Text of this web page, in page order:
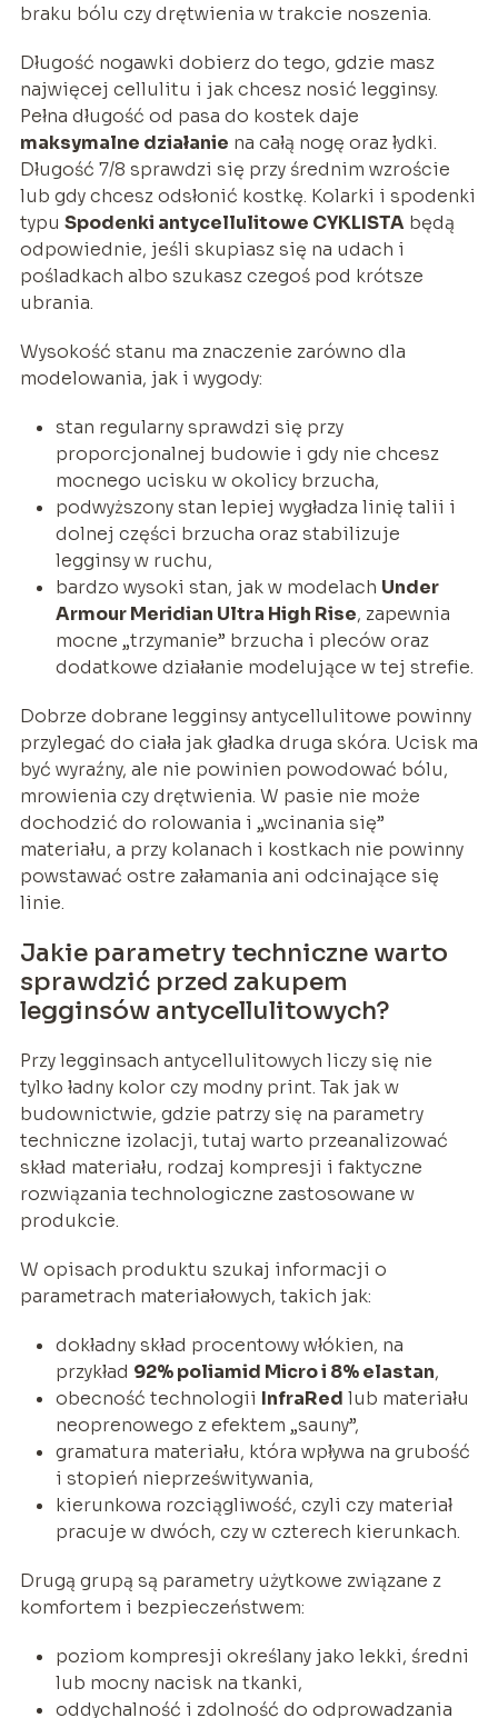
braku bólu czy drętwienia w trakcie noszenia.
Długość nogawki dobierz do tego, gdzie masz
najwięcej cellulitu i jak chcesz nosić legginsy.
Pełna długość od pasa do kostek daje
maksymalne działanie na całą nogę oraz łydki.
Długość 7/8 sprawdzi się przy średnim wzroście
lub gdy chcesz odsłonić kostkę. Kolarki i spodenki
typu Spodenki antycellulitowe CYKLISTAbędą
odpowiednie, jeśli skupiasz się na udach i
pośladkach albo szukasz czegoś pod krótsze
ubrania.
Wysokość stanu ma znaczenie zarówno dla
modelowania, jak i wygody:
stan regularny sprawdzi się przy
proporcjonalnej budowie i gdy nie chcesz
mocnego ucisku w okolicy brzucha,
podwyższony stan lepiej wygładza linię talii i
dolnej części brzucha oraz stabilizuje
legginsy w ruchu,
bardzo wysoki stan, jak w modelach Under
Armour Meridian Ultra High Rise, zapewnia
mocne „trzymanie” brzucha i pleców oraz
dodatkowe działanie modelujące w tej strefie.
Dobrze dobrane legginsy antycellulitowe powinny
przylegać do ciała jak gładka druga skóra. Ucisk ma
być wyraźny, ale nie powinien powodować bólu,
mrowienia czy drętwienia. W pasie nie może
dochodzić do rolowania i „wcinania się”
materiału, a przy kolanach i kostkach nie powinny
powstawać ostre załamania ani odcinające się
linie.
Jakie parametry techniczne warto
sprawdzić przed zakupem
legginsów antycellulitowych?
Przy legginsach antycellulitowych liczy się nie
tylko ładny kolor czy modny print. Tak jak w
budownictwie, gdzie patrzy się na parametry
techniczne izolacji, tutaj warto przeanalizować
skład materiału, rodzaj kompresji i faktyczne
rozwiązania technologiczne zastosowane w
produkcie.
W opisach produktu szukaj informacji o
parametrach materiałowych, takich jak:
dokładny skład procentowy włókien, na
przykład 92% poliamid Micro i 8% elastan,
obecność technologii InfraRed lub materiału
neoprenowego z efektem „sauny”,
gramatura materiału, która wpływa na grubość
i stopień nieprześwitywania,
kierunkowa rozciągliwość, czyli czy materiał
pracuje w dwóch, czy w czterech kierunkach.
Drugą grupą są parametry użytkowe związane z
komfortem i bezpieczeństwem:
poziom kompresji określany jako lekki, średni
lub mocny nacisk na tkanki,
oddychalność i zdolność do odprowadzania